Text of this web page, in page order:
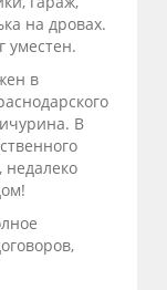
на дровах.
уместен.
в
В
недалеко